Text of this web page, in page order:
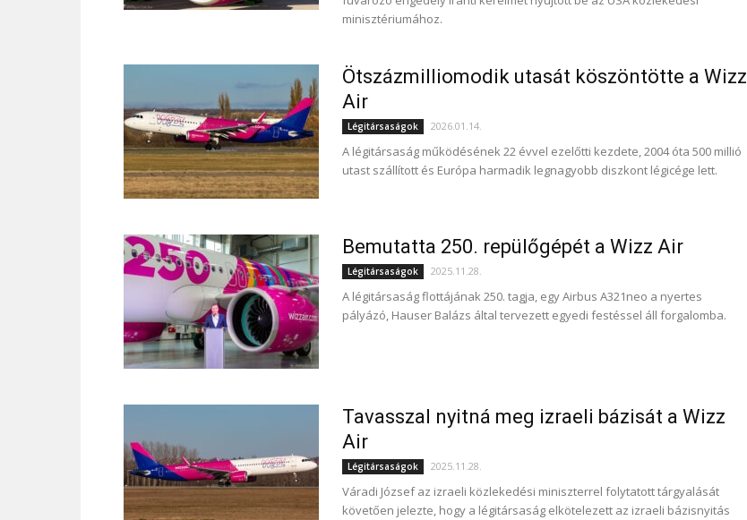
minisztériumához.
Ötszázmilliomodik utasát köszöntötte a Wizz
Air
Légitársaságok 2026.01.14.
A légitársaság működésének 22 évvel ezelőtti kezdete, 2004 óta 500 millió
utast szállított és Európa harmadik legnagyobb diszkont légicége lett.
Bemutatta 250. repülőgépét a Wizz Air
Légitársaságok 2025.11.28.
A légitársaság flottájának 250. tagja, egy Airbus A321neo a nyertes
pályázó, Hauser Balázs által tervezett egyedi festéssel áll forgalomba.
Tavasszal nyitná meg izraeli bázisát a Wizz
Air
Légitársaságok 2025.11.28.
Váradi József az izraeli közlekedési miniszterrel folytatott tárgyalását
követően jelezte, hogy a légitársaság elkötelezett az izraeli bázisnyitás